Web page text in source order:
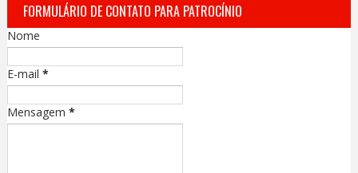
FORMULÁRIO DE CONTATO PARA PATROCÍNIO
Nome
E-mail *
Mensagem *